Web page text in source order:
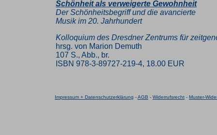
Schönheit als verweigerte Gewohnheit
Der Schönheitsbegriff und die avancierte
Musik im 20. Jahrhundert
Kolloquium des Dresdner Zentrums für
hrsg. von Marion Demuth
107 S., Abb., br.
ISBN 978-3-89727-219-4, 18.00 EUR
Impressum + Datenschutzerklärung -AGB - Widerrufsrecht - Muster-